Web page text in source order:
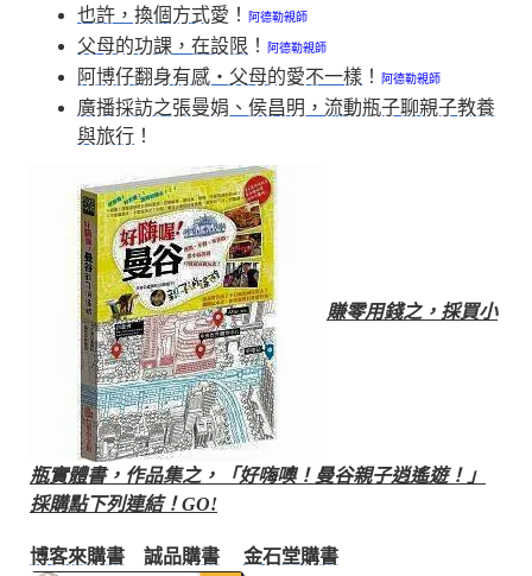
也許，換個方式愛 ！ 阿德勒親師
父母的功課，在設限 ！ 阿德勒親師
阿博仔翻身有感‧父母的愛不一樣 ！ 阿德勒親師
廣播採訪之張曼娟、侯昌明，流動瓶子聊親子教養
與旅行 ！
賺零用錢之，採買小
瓶實體書，作品集之，
「好嗨噢！曼谷親子逍遙遊！」
採購點下列連結！GO!
博客來購書 誠品購書 金石堂購書